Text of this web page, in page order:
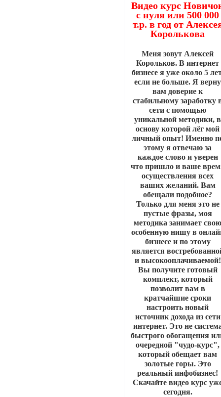
Видео курс
с нуля или 500 000
т.р. в год от
Королькова
Меня зовут Алексей
Корольков. В интернет
бизнесе я уже около 5
если не больше. Я верну
вам доверие к
стабильному заработку
сети с помощью
уникальной методики, в
основу которой лёг мой
личный опыт! Именно
этому я отвечаю за
каждое слово и уверен
что пришло и ваше
осуществления всех
ваших желаний. Вам
обещали подобное?
Только для меня это не
пустые фразы, моя
методика занимает
особенную нишу в
бизнесе и по этому
является
и высокооплачиваемой!
Вы получите готовый
комплект, который
позволит вам в
кратчайшие сроки
настроить новый
источник дохода из сети
интернет. Это не
быстрого обогащения
очередной "чудо-курс",
который обещает вам
золотые горы. Это
реальный инфобизнес!
Скачайте видео курс
сегодня.